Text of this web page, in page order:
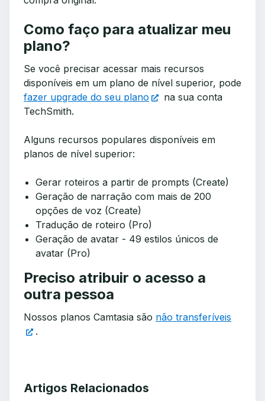
Como faço para atualizar meu
plano?
Se você precisar acessar mais recursos
disponíveis em um plano de nível superior, pode
fazer upgrade do seu plano
na sua conta
TechSmith.
Alguns recursos populares disponíveis em
planos de nível superior:
Gerar roteiros a partir de prompts (Create)
Geração de narração com mais de 200
opções de voz (Create)
Tradução de roteiro (Pro)
Geração de avatar - 49 estilos únicos de
avatar (Pro)
Preciso atribuir o acesso a
outra pessoa
Nossos planos Camtasia são não transferíveis
.
Artigos Relacionados